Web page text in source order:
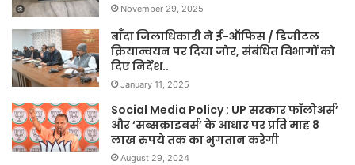
November 29, 2025
बाँदा जिलाधिकारी ने ई-ऑफिस / डिजीटल
क्रियान्वयन पर दिया जोर, संबंधित विभागों को
दिए निर्देश..
January 11, 2025
Social Media Policy : UP सरकार फॉलोअर्स’
और ‘सब्सक्राइबर्स’ के आधार पर प्रति माह 8
लाख रुपये तक का भुगतान करेगी
August 29, 2024